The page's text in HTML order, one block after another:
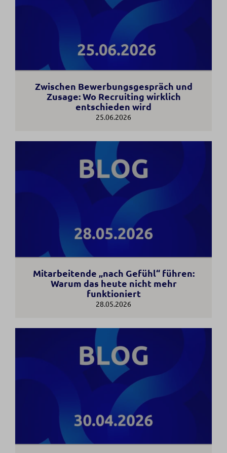
Zwischen Bewerbungsgespräch und
Zusage: Wo Recruiting wirklich
entschieden wird
25.06.2026
Mitarbeitende „nach Gefühl“ führen:
Warum das heute nicht mehr
funktioniert
28.05.2026